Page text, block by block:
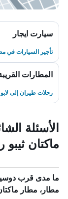
سيارت ايجار
تأجير السيارات في
المطارات
رحلات طيران إلى
الأسئلة
ماكتان
ما مدى قرب
مطار، مطار